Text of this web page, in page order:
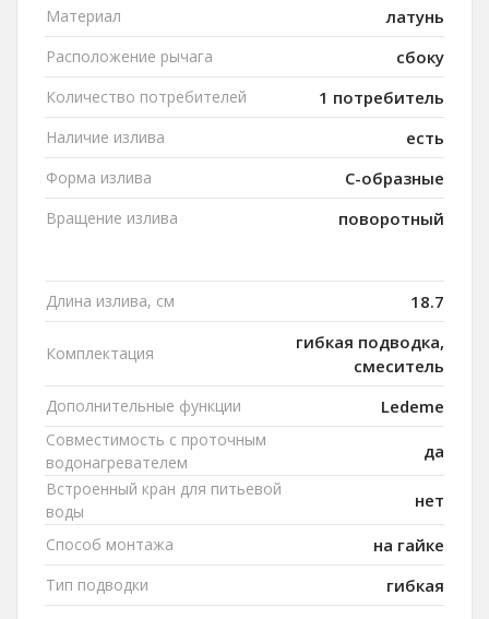
Материал латунь
Расположение рычага сбоку
Количество потребителей 1 потребитель
Наличие излива есть
Форма излива C-образные
Вращение излива поворотный
Длина излива, см 18.7
Комплектация
гибкая подводка,
смеситель
Дополнительные функции Ledeme
Совместимость с проточным
водонагревателем
да
Встроенный кран для питьевой
воды
нет
Способ монтажа на гайке
Тип подводки гибкая